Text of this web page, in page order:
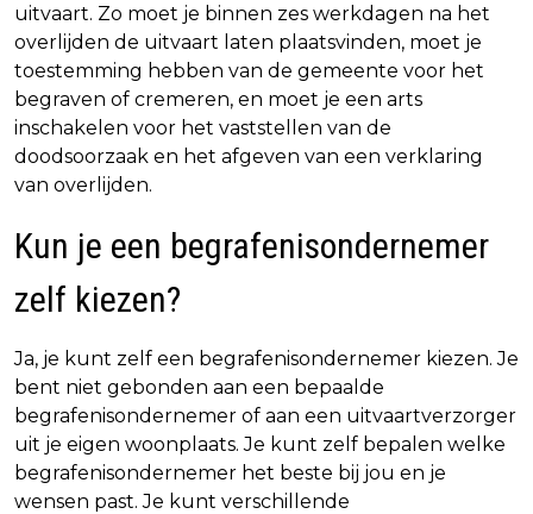
uitvaart. Zo moet je binnen zes werkdagen na het
overlijden de uitvaart laten plaatsvinden, moet je
toestemming hebben van de gemeente voor het
begraven of cremeren, en moet je een arts
inschakelen voor het vaststellen van de
doodsoorzaak en het afgeven van een verklaring
van overlijden.
Kun je een begrafenisondernemer
zelf kiezen?
Ja, je kunt zelf een begrafenisondernemer kiezen. Je
bent niet gebonden aan een bepaalde
begrafenisondernemer of aan een uitvaartverzorger
uit je eigen woonplaats. Je kunt zelf bepalen welke
begrafenisondernemer het beste bij jou en je
wensen past. Je kunt verschillende